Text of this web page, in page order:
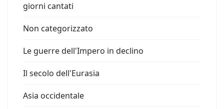
giorni cantati
Non categorizzato
Le guerre dell'Impero in declino
Il secolo dell'Eurasia
Asia occidentale